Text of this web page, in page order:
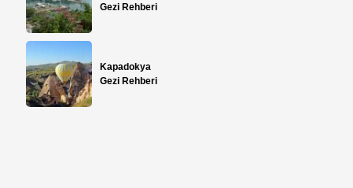
Gezi Rehberi
Kapadokya
Gezi Rehberi